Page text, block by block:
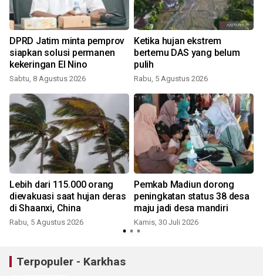
DPRD Jatim minta pemprov
siapkan solusi permanen
kekeringan El Nino
Sabtu, 8 Agustus 2026
Ketika hujan ekstrem
bertemu DAS yang belum
pulih
Rabu, 5 Agustus 2026
Lebih dari 115.000 orang
dievakuasi saat hujan deras
di Shaanxi, China
Rabu, 5 Agustus 2026
Pemkab Madiun dorong
peningkatan status 38 desa
maju jadi desa mandiri
Kamis, 30 Juli 2026
Terpopuler - Karkhas